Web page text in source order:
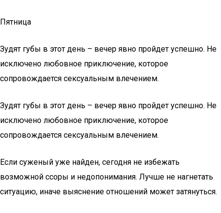
Пятница
Зудят губы в этот день – вечер явно пройдет успешно. Не
исключено любовное приключение, которое
сопровождается сексуальным влечением.
Зудят губы в этот день – вечер явно пройдет успешно. Не
исключено любовное приключение, которое
сопровождается сексуальным влечением.
Если суженый уже найден, сегодня не избежать
возможной ссоры и недопонимания. Лучше не нагнетать
ситуацию, иначе выяснение отношений может затянуться.